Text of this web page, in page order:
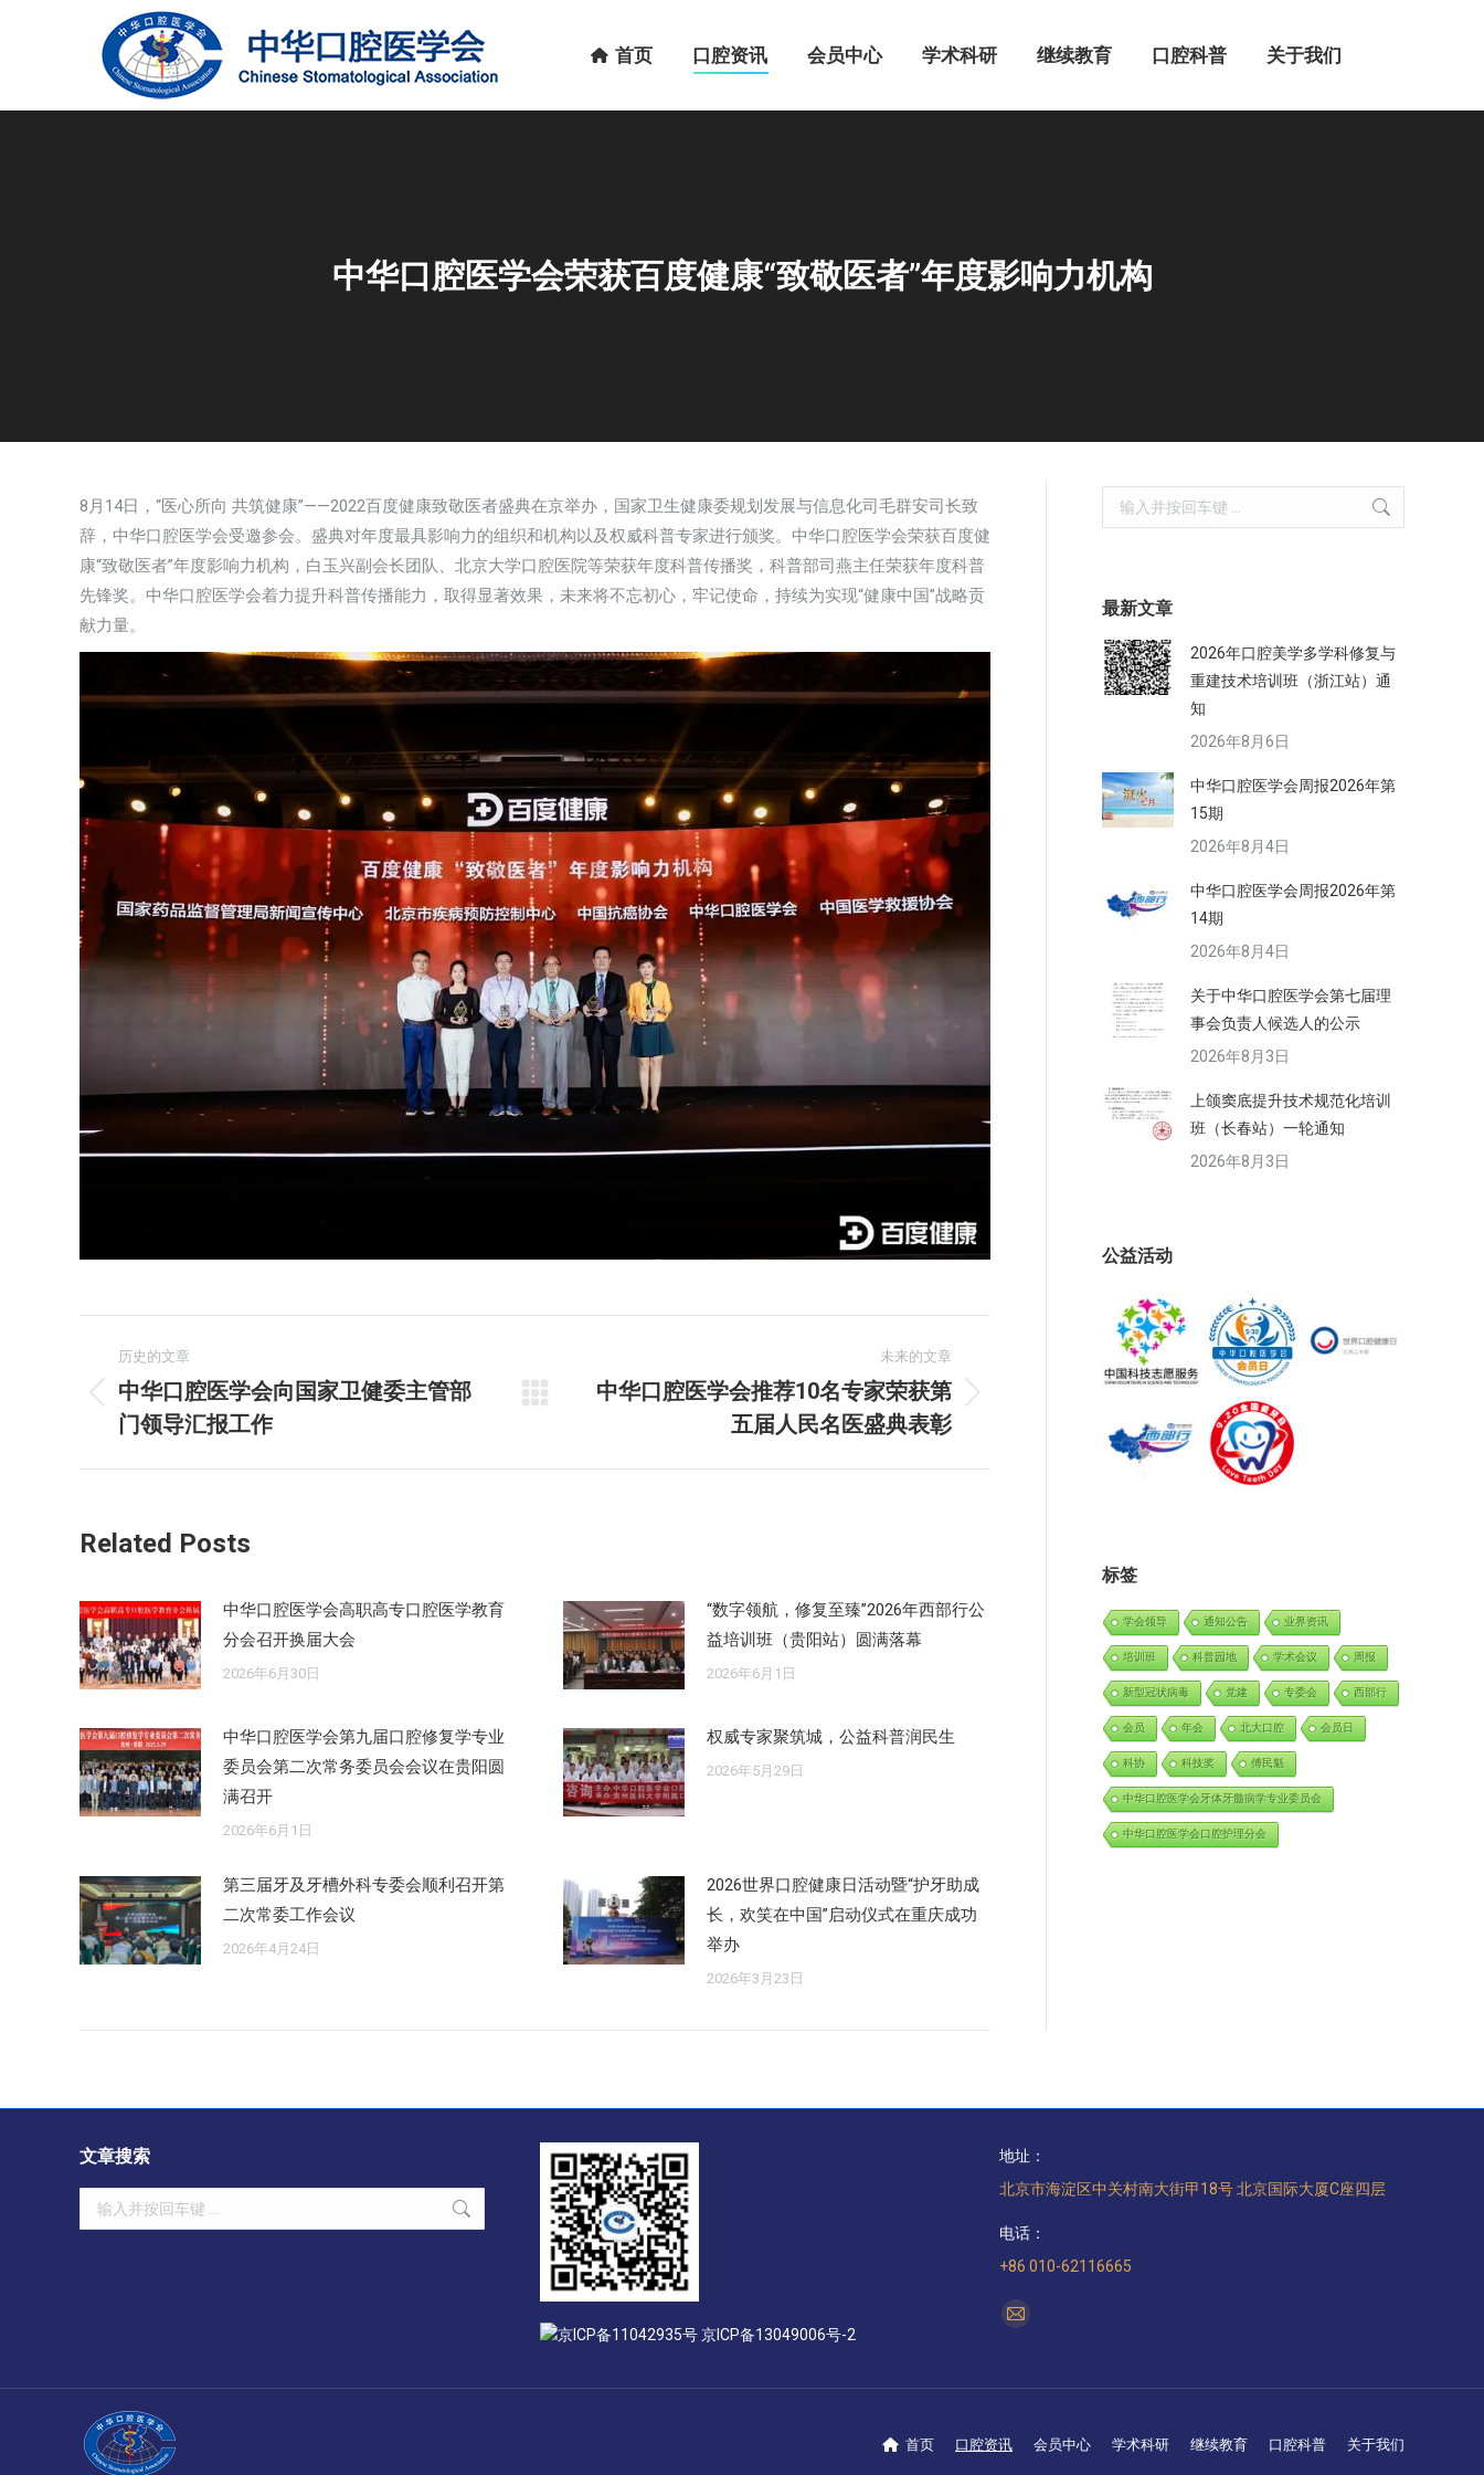
首页 口腔资讯 会员中心 学术科研 继续教育 口腔科普 关于我们
中华口腔医学会荣获百度健康“致敬医者”年度影响力机构
8月14日，“医心所向 共筑健康”——2022百度健康致敬医者盛典在京举办，国家卫生健康委规划发展与信息化司毛群安司长致
辞，中华口腔医学会受邀参会。盛典对年度最具影响力的组织和机构以及权威科普专家进行颁奖。中华口腔医学会荣获百度健
康“致敬医者”年度影响力机构，白玉兴副会长团队、北京大学口腔医院等荣获年度科普传播奖，科普部司燕主任荣获年度科普
先锋奖。中华口腔医学会着力提升科普传播能力，取得显著效果，未来将不忘初心，牢记使命，持续为实现“健康中国”战略贡
献力量。
章
航
历史的文章
历
史
的
中华口腔医学会向国家卫健委主管部
门领导汇报工作
未来的文章
的
中华口腔医学会推荐10名专家荣获第
五届人民名医盛典表彰
Related Posts
中华口腔医学会高职高专口腔医学教育
分会召开换届大会
2026年6月30日
“数字领航，修复至臻”2026年西部行公
益培训班（贵阳站）圆满落幕
2026年6月1日
中华口腔医学会第九届口腔修复学专业
委员会第二次常务委员会会议在贵阳圆
满召开
2026年6月1日
权威专家聚筑城，公益科普润民生
2026年5月29日
第三届牙及牙槽外科专委会顺利召开第
二次常委工作会议
2026年4月24日
2026世界口腔健康日活动暨“护牙助成
长，欢笑在中国”启动仪式在重庆成功
举办
2026年3月23日
Search:
最新文章
2026年口腔美学多学科修复与
重建技术培训班（浙江站）通
知
2026年8月6日
中华口腔医学会周报2026年第
15期
2026年8月4日
中华口腔医学会周报2026年第
14期
2026年8月4日
关于中华口腔医学会第七届理
事会负责人候选人的公示
2026年8月3日
上颌窦底提升技术规范化培训
班（长春站）一轮通知
2026年8月3日
公益活动
标签
学会领导 通知公告 业界资讯
培训班 科普园地 学术会议 周报
新型冠状病毒 党建 专委会 西部行
会员 年会 北大口腔 会员日
科协 科技奖 傅民魁
中华口腔医学会牙体牙髓病学专业委员会
中华口腔医学会口腔护理分会
文章搜索
Search:
京ICP备11042935号 京ICP备13049006号-2
地址：
北京市海淀区中关村南大街甲18号 北京国际大厦C座四层
电话：
+86 010-62116665
找到我们：
Mail
opens
new
首页 口腔资讯 会员中心 学术科研 继续教育 口腔科普 关于我们